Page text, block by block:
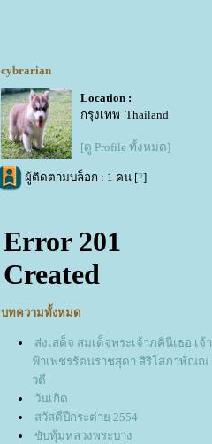
cybrarian
Location :
กรุงเทพ Thailand
[ดู Profile ทั้งหมด]
ผู้ติดตามบล็อก : 1 คน [?]
บทความทั้งหมด
ส่งเสด็จ สมเด็จพระเจ้าภคินีเธอ เจ้า
ฟ้าเพชรรัตนราชสุดา สิริโสภาพัณณ
วดี
วันเกิด
สวัสดีปีกระต่าย 2554
ขับทุ้มหลวงพระบาง